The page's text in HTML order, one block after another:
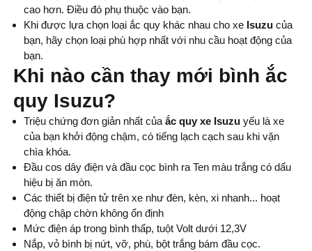
cao hơn. Điều đó phụ thuộc vào bạn.
Khi được lựa chọn loại ắc quy khác nhau cho xe Isuzu của
bạn, hãy chọn loại phù hợp nhất với nhu cầu hoạt động của
bạn.
Khi nào cần thay mới bình ắc
quy Isuzu?
Triệu chứng đơn giản nhất của ắc quy xe Isuzu yếu là xe
của bạn khởi động chậm, có tiếng lạch cạch sau khi vặn
chìa khóa.
Đầu cos dây điện và đầu cọc bình ra Ten màu trắng có dấu
hiệu bị ăn mòn.
Các thiết bị điện tử trên xe như đèn, kèn, xi nhanh... hoạt
động chập chờn không ổn định
Mức điện áp trong bình thấp, tuột Volt dưới 12,3V
Nắp, vỏ bình bị nứt, vỡ, phù, bột trắng bám đầu cọc.